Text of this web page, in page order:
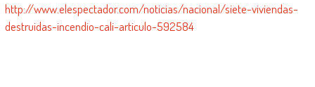
http://www.elespectador.com/noticias/nacional/siete-viviendas-
destruidas-incendio-cali-articulo-592584